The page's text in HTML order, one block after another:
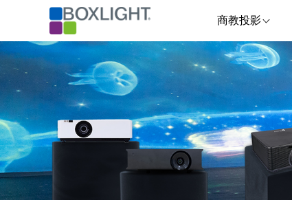
商教投影